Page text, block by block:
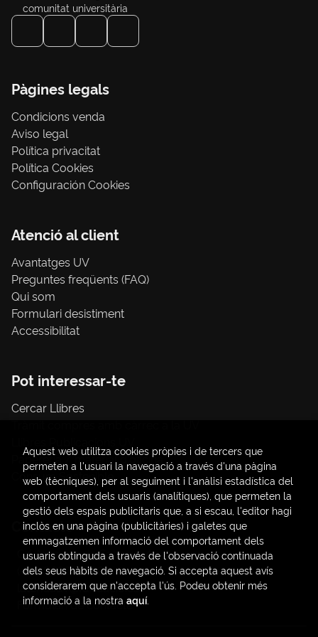
comunitat universitària
Pàgines legals
Condicions venda
Aviso legal
Política privacitat
Política Cookies
Configuración Cookies
Atenció al client
Avantatges UV
Preguntes freqüents (FAQ)
Qui som
Formulari desistiment
Accessibilitat
Pot interessar-te
Cercar Llibres
Papereria / material d'oficina
Consum Sostenible
Contacte
C/ Amadeo de Saboya, 4
(+34) 963828968
latendauv@fundacio.es
Formulari de contacte
Aquest web utilitza cookies pròpies i de tercers que
permeten a l'usuari la navegació a través d'una pàgina
web (tècniques), per al seguiment i l'anàlisi estadística del
comportament dels usuaris (analítiques), que permeten la
gestió dels espais publicitaris que, a si escau, l'editor hagi
inclòs en una pàgina (publicitàries) i galetes que
emmagatzemen informació del comportament dels
usuaris obtinguda a través de l'observació continuada
dels seus hàbits de navegació. Si accepta aquest avís
considerarem que n'accepta l'ús. Podeu obtenir més
informació a la nostra aquí.